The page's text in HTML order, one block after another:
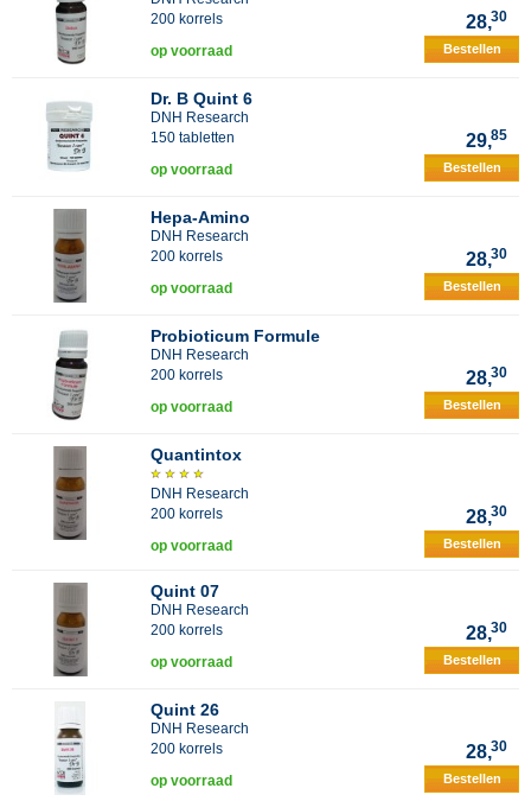
200 korrels
28,30
op voorraad Bestellen
Dr. B Quint 6
DNH Research
150 tabletten
29,85
op voorraad Bestellen
Hepa-Amino
DNH Research
200 korrels
28,30
op voorraad Bestellen
Probioticum Formule
DNH Research
200 korrels
28,30
op voorraad Bestellen
Quantintox
DNH Research
200 korrels
28,30
op voorraad Bestellen
Quint 07
DNH Research
200 korrels
28,30
op voorraad Bestellen
Quint 26
DNH Research
200 korrels
28,30
op voorraad Bestellen